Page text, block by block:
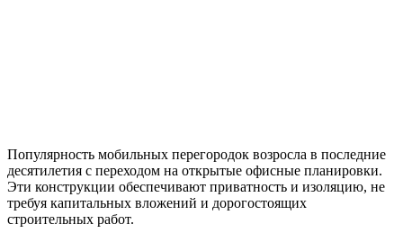
Популярность мобильных перегородок возросла в последние
десятилетия с переходом на открытые офисные планировки.
Эти конструкции обеспечивают приватность и изоляцию, не
требуя капитальных вложений и дорогостоящих
строительных работ.